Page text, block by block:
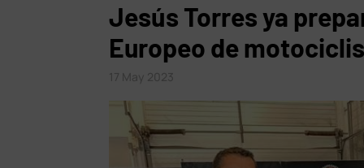
Jesús Torres ya
Europeo de